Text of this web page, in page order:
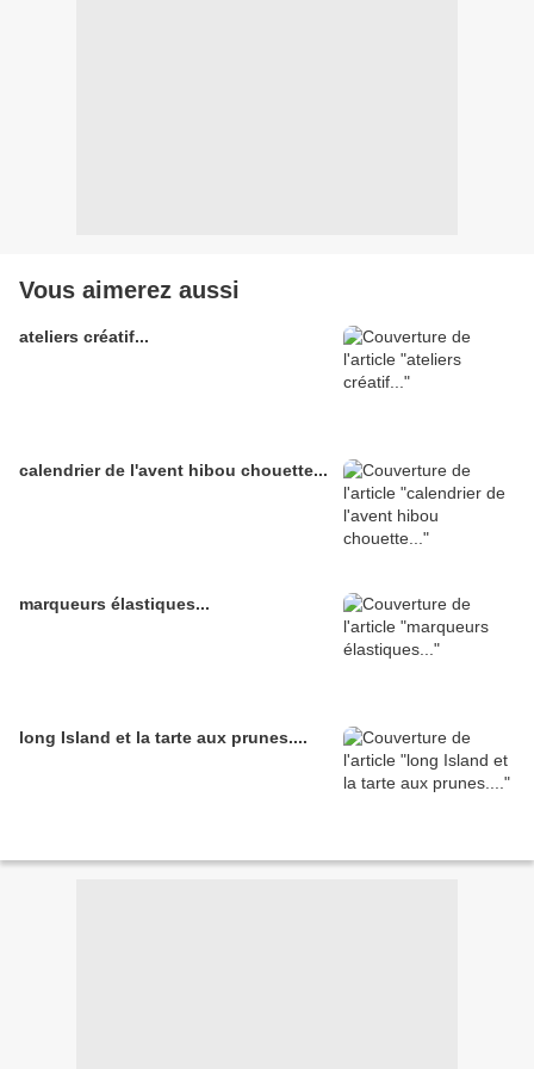
Vous aimerez aussi
ateliers créatif...
calendrier de l'avent hibou chouette...
marqueurs élastiques...
long Island et la tarte aux prunes....